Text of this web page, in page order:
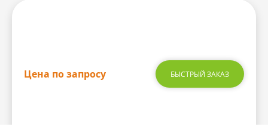
Цена по запросу БЫСТРЫЙ ЗАКАЗ